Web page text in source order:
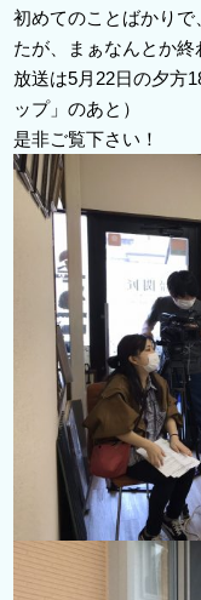
初めてのことばかり
たが、まぁなんとか終
放送は5月22日の夕方
ップ」のあと）
是非ご覧下さい！